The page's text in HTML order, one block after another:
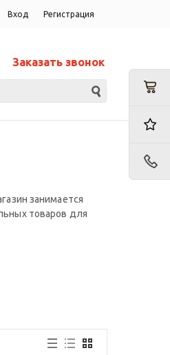
Вход Регистрация
Заказать звонок
занимается
товаров для